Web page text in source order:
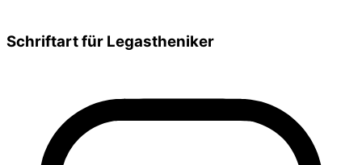
Schriftart für Legastheniker